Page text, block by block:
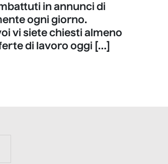
in annunci di
ogni giorno.
vi siete chiesti almeno
di lavoro oggi […]